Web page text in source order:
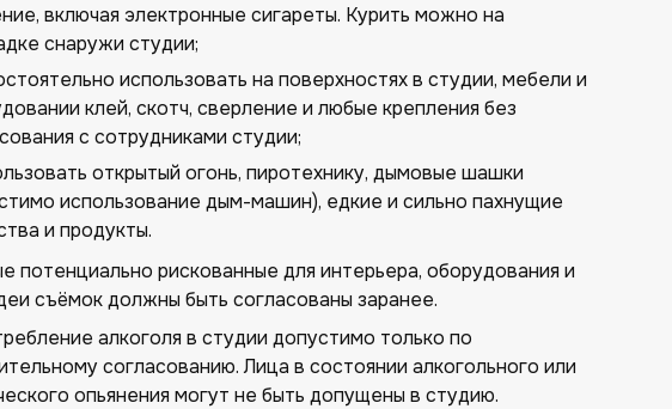
включая электронные сигареты. Курить можно на
снаружи студии;
использовать на поверхностях в студии, мебели и
клей, скотч, сверление и любые крепления без
с сотрудниками студии;
открытый огонь, пиротехнику, дымовые шашки
использование дым-машин), едкие и сильно пахнущие
и продукты.
потенциально рискованные для интерьера, оборудования и
съёмок должны быть согласованы заранее.
алкоголя в студии допустимо только по
согласованию. Лица в состоянии алкогольного или
опьянения могут не быть допущены в студию.